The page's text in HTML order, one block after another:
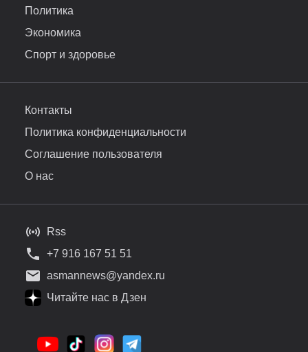
Политика
Экономика
Спорт и здоровье
Контакты
Политика конфиденциальности
Соглашение пользователя
О нас
Rss
+7 916 167 51 51
asmannews@yandex.ru
Читайте нас в Дзен